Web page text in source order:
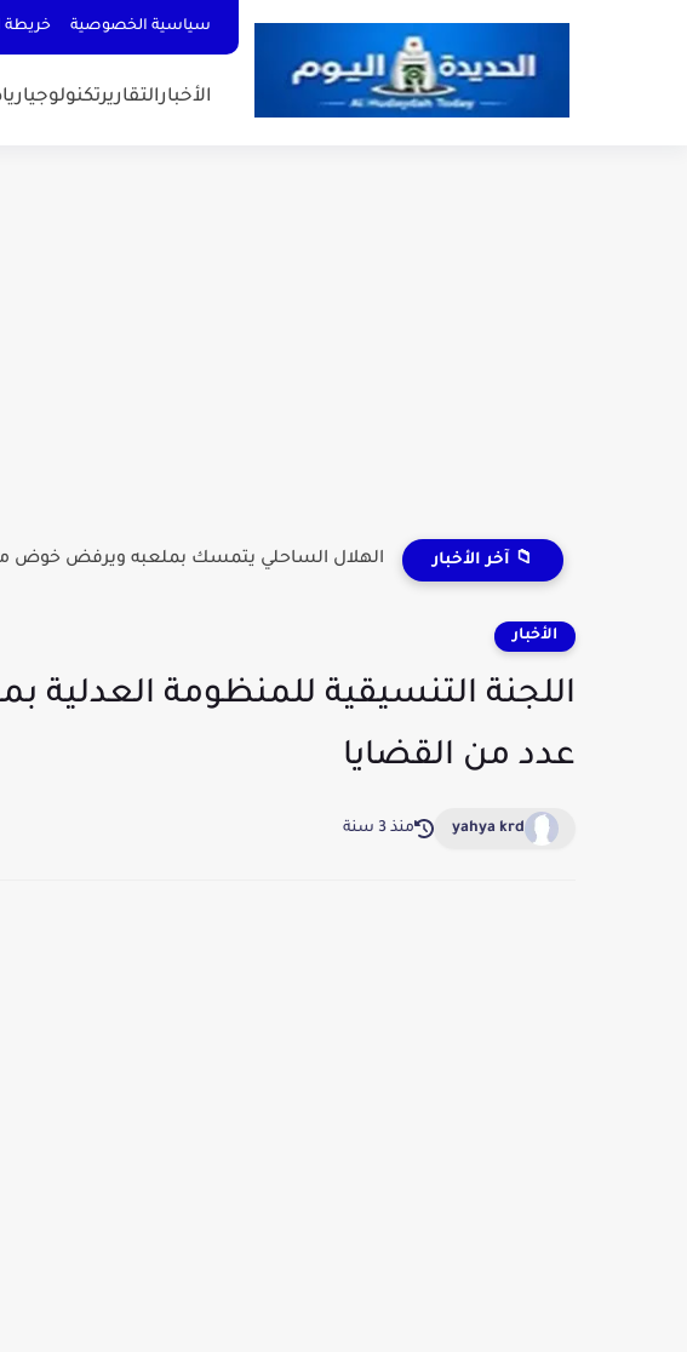
سياسية الخصوصية خريطة
الأخبارالتقاريرتكنولوجيا
📁 آخر الأخبار الهلال الساحلي يتمسك بملعبه ويرفض خوض
الأخبار
اللجنة التنسيقية للمنظومة العدلية
عدد من القضايا
yahya krd منذ 3 سنة